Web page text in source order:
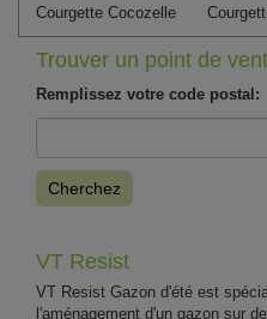
Courgette Cocozelle
Trouver un point de
Remplissez votre code postal:
Cherchez
VT Resist
VT Resist Gazon d'été est
l'aménagement d'un gazon sur